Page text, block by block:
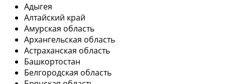
Адыгея
Алтайский край
Амурская область
Архангельская область
Астраханская область
Башкортостан
Белгородская область